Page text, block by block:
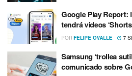
Google Play Report:
tendrá videos
POR FELIPE OVALLE 7
Samsung ‘trollea
comunicado sobre